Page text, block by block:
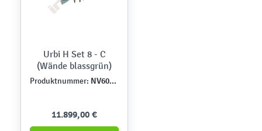
Urbi H Set 8 - C
(Wände blassgrün)
Produktnummer: NV60008EPZ-C
11.899,00 €